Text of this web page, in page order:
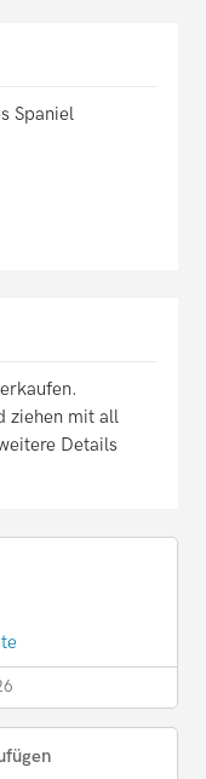
Spaniel
ziehen mit all
Details